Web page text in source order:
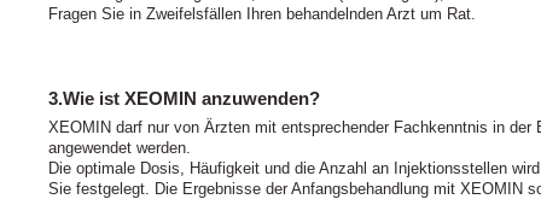
Fragen Sie in Zweifelsfällen Ihren behandelnden Arzt um Rat.
3.Wie ist XEOMIN anzuwenden?
XEOMIN darf nur von Ärzten mit entsprechender Fachkenntnis in der
angewendet werden.
Die optimale Dosis, Häufigkeit und die Anzahl an Injektionsstellen
Sie festgelegt. Die Ergebnisse der Anfangsbehandlung mit XEOMIN